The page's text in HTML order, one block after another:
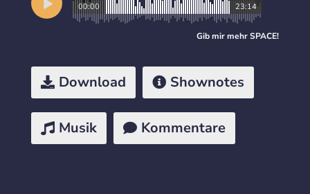
23:14
00:00
Gib mir mehrSPACE!
Download Shownotes
Musik Kommentare